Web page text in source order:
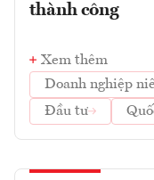
thành công
Xem thêm
Doanh nghiệp
Đầu tư